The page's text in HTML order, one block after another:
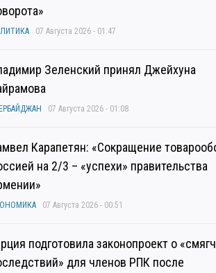
07 Августа 2026 - 01:47
Зеленский принял Джейхуна
07 Августа 2026 - 01:08
Карапетян: «Сокращение
на 2/3 – «успехи» правительства
07 Августа 2026 - 00:51
подготовила законопроект о
для членов РПК после